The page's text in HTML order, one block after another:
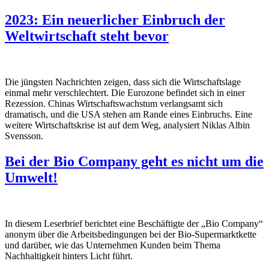
2023: Ein neuerlicher Einbruch der
Weltwirtschaft steht bevor
Die jüngsten Nachrichten zeigen, dass sich die Wirtschaftslage
einmal mehr verschlechtert. Die Eurozone befindet sich in einer
Rezession. Chinas Wirtschaftswachstum verlangsamt sich
dramatisch, und die USA stehen am Rande eines Einbruchs. Eine
weitere Wirtschaftskrise ist auf dem Weg, analysiert Niklas Albin
Svensson.
Bei der Bio Company geht es nicht um die
Umwelt!
In diesem Leserbrief berichtet eine Beschäftigte der „Bio Company“
anonym über die Arbeitsbedingungen bei der Bio-Supermarktkette
und darüber, wie das Unternehmen Kunden beim Thema
Nachhaltigkeit hinters Licht führt.